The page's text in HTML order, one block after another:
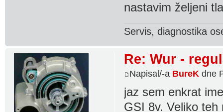
nastavim željeni
Servis, diagnostika
Re: Wur -
Napisal/-a BureK dne
jaz sem enkrat
GSI 8v. Veliko